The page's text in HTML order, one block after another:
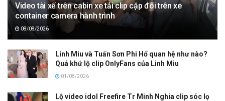
Video tài xế trên cabin xe tải clip cặp đôi trên xe
container camera hành trình
08/08/2026
Linh Miu và Tuấn Sơn Phi Hổ quan hệ như nào?
Quá khứ lộ clip OnlyFans của Linh Miu
01/08/2026
Lộ video idol Freefire Tr Minh Nghia clip sóc lọ